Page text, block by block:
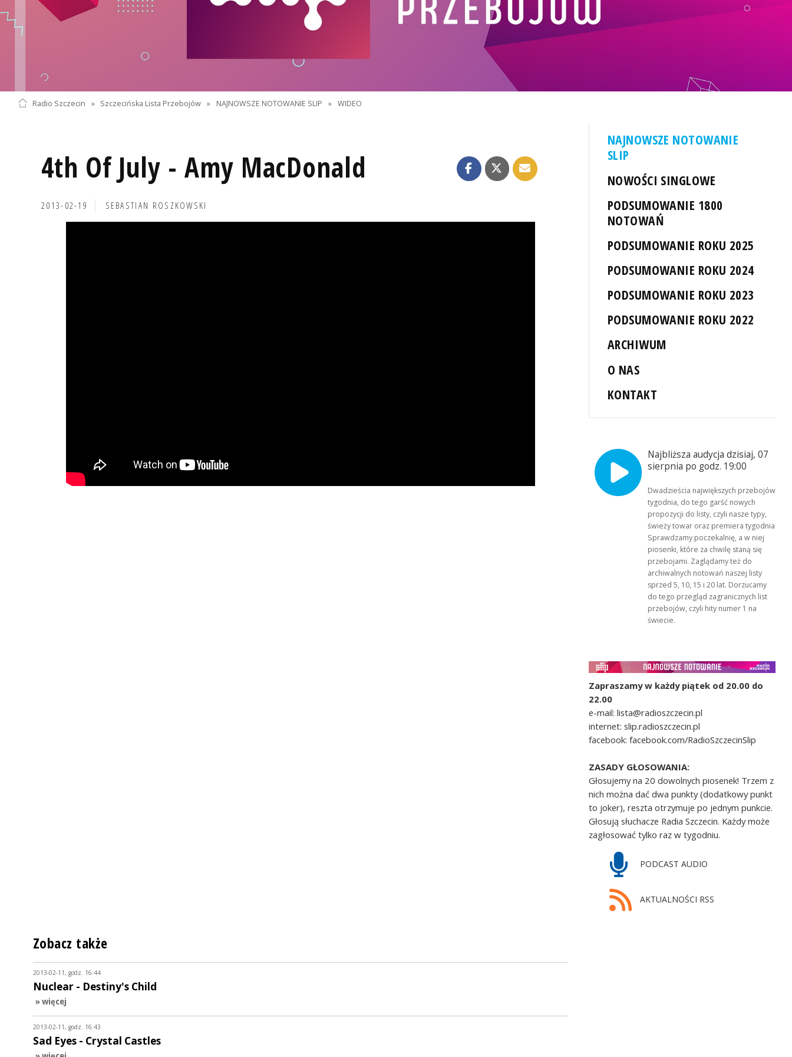
Radio Szczecin » Szczecińska Lista Przebojów » NAJNOWSZE NOTOWANIE SLIP » WIDEO
4th Of July - Amy MacDonald
2013-02-19 SEBASTIAN ROSZKOWSKI
NAJNOWSZE NOTOWANIE
SLIP
NOWOŚCI SINGLOWE
PODSUMOWANIE 1800
NOTOWAŃ
PODSUMOWANIE ROKU 2025
PODSUMOWANIE ROKU 2024
PODSUMOWANIE ROKU 2023
PODSUMOWANIE ROKU 2022
ARCHIWUM
O NAS
KONTAKT
Najbliższa audycja dzisiaj, 07
sierpnia po godz. 19:00
Dwadzieścia największych przebojów
tygodnia, do tego garść nowych
propozycji do listy, czyli nasze typy,
świeży towar oraz premiera tygodnia!
Sprawdzamy poczekalnię, a w niej
piosenki, które za chwilę staną się
przebojami. Zaglądamy też do
archiwalnych notowań naszej listy
sprzed 5, 10, 15 i 20 lat. Dorzucamy
do tego przegląd zagranicznych list
przebojów, czyli hity numer 1 na
świecie.
Zapraszamy w każdy piątek od 20.00 do
22.00
e-mail: lista@radioszczecin.pl
internet: slip.radioszczecin.pl
facebook: facebook.com/RadioSzczecinSlip
ZASADY GŁOSOWANIA:
Głosujemy na 20 dowolnych piosenek! Trzem z
nich można dać dwa punkty (dodatkowy punkt
to joker), reszta otrzymuje po jednym punkcie.
Głosują słuchacze Radia Szczecin. Każdy może
zagłosować tylko raz w tygodniu.
PODCAST AUDIO
AKTUALNOŚCI RSS
Zobacz także
2013-02-11, godz. 16:44
Nuclear - Destiny's Child
» więcej
2013-02-11, godz. 16:43
Sad Eyes - Crystal Castles